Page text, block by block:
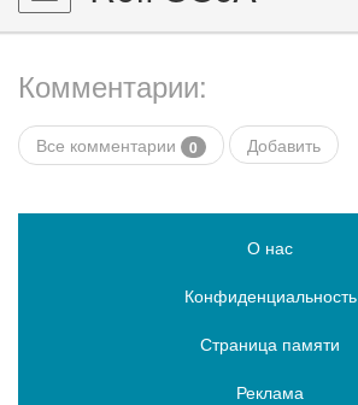
navigation
Комментарии:
Все комментарии 0 Добавить
О нас
Конфиденциальность
Страница памяти
Реклама